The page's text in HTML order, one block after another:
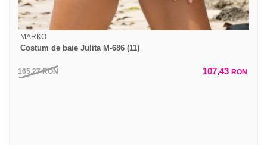
MARKO
Costum de baie Julita M-686 (11)
165,27RON 107,43 RON